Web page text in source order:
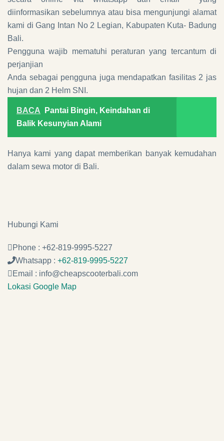
diinformasikan sebelumnya atau bisa mengunjungi alamat
kami di Gang Intan No 2 Legian, Kabupaten Kuta- Badung
Bali.
Pengguna wajib mematuhi peraturan yang tercantum di
perjanjian
Anda sebagai pengguna juga mendapatkan fasilitas 2 jas
hujan dan 2 Helm SNI.
BACA
Pantai Bingin, Keindahan di
Balik Kesunyian Alami
Hanya kami yang dapat memberikan banyak kemudahan
dalam sewa motor di Bali.
Hubungi Kami
Phone : +62-819-9995-5227
Whatsapp : +62-819-9995-5227
Email : info@cheapscooterbali.com
Lokasi Google Map